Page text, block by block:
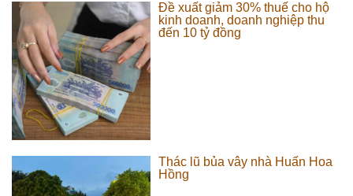
Đề xuất giảm 30% thuế cho hộ
kinh doanh, doanh nghiệp thu
đến 10 tỷ đồng
Thác lũ bủa vây nhà Huấn Hoa
Hồng